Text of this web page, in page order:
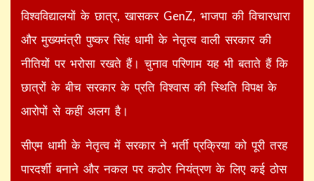
विश्वविद्यालयों के छात्र, खासकर GenZ, भाजपा की विचारधारा
और मुख्यमंत्री पुष्कर सिंह धामी के नेतृत्व वाली सरकार की
नीतियों पर भरोसा रखते हैं। चुनाव परिणाम यह भी बताते हैं कि
छात्रों के बीच सरकार के प्रति विश्वास की स्थिति विपक्ष के
आरोपों से कहीं अलग है।
सीएम धामी के नेतृत्व में सरकार ने भर्ती प्रक्रिया को पूरी तरह
पारदर्शी बनाने और नकल पर कठोर नियंत्रण के लिए कई ठोस